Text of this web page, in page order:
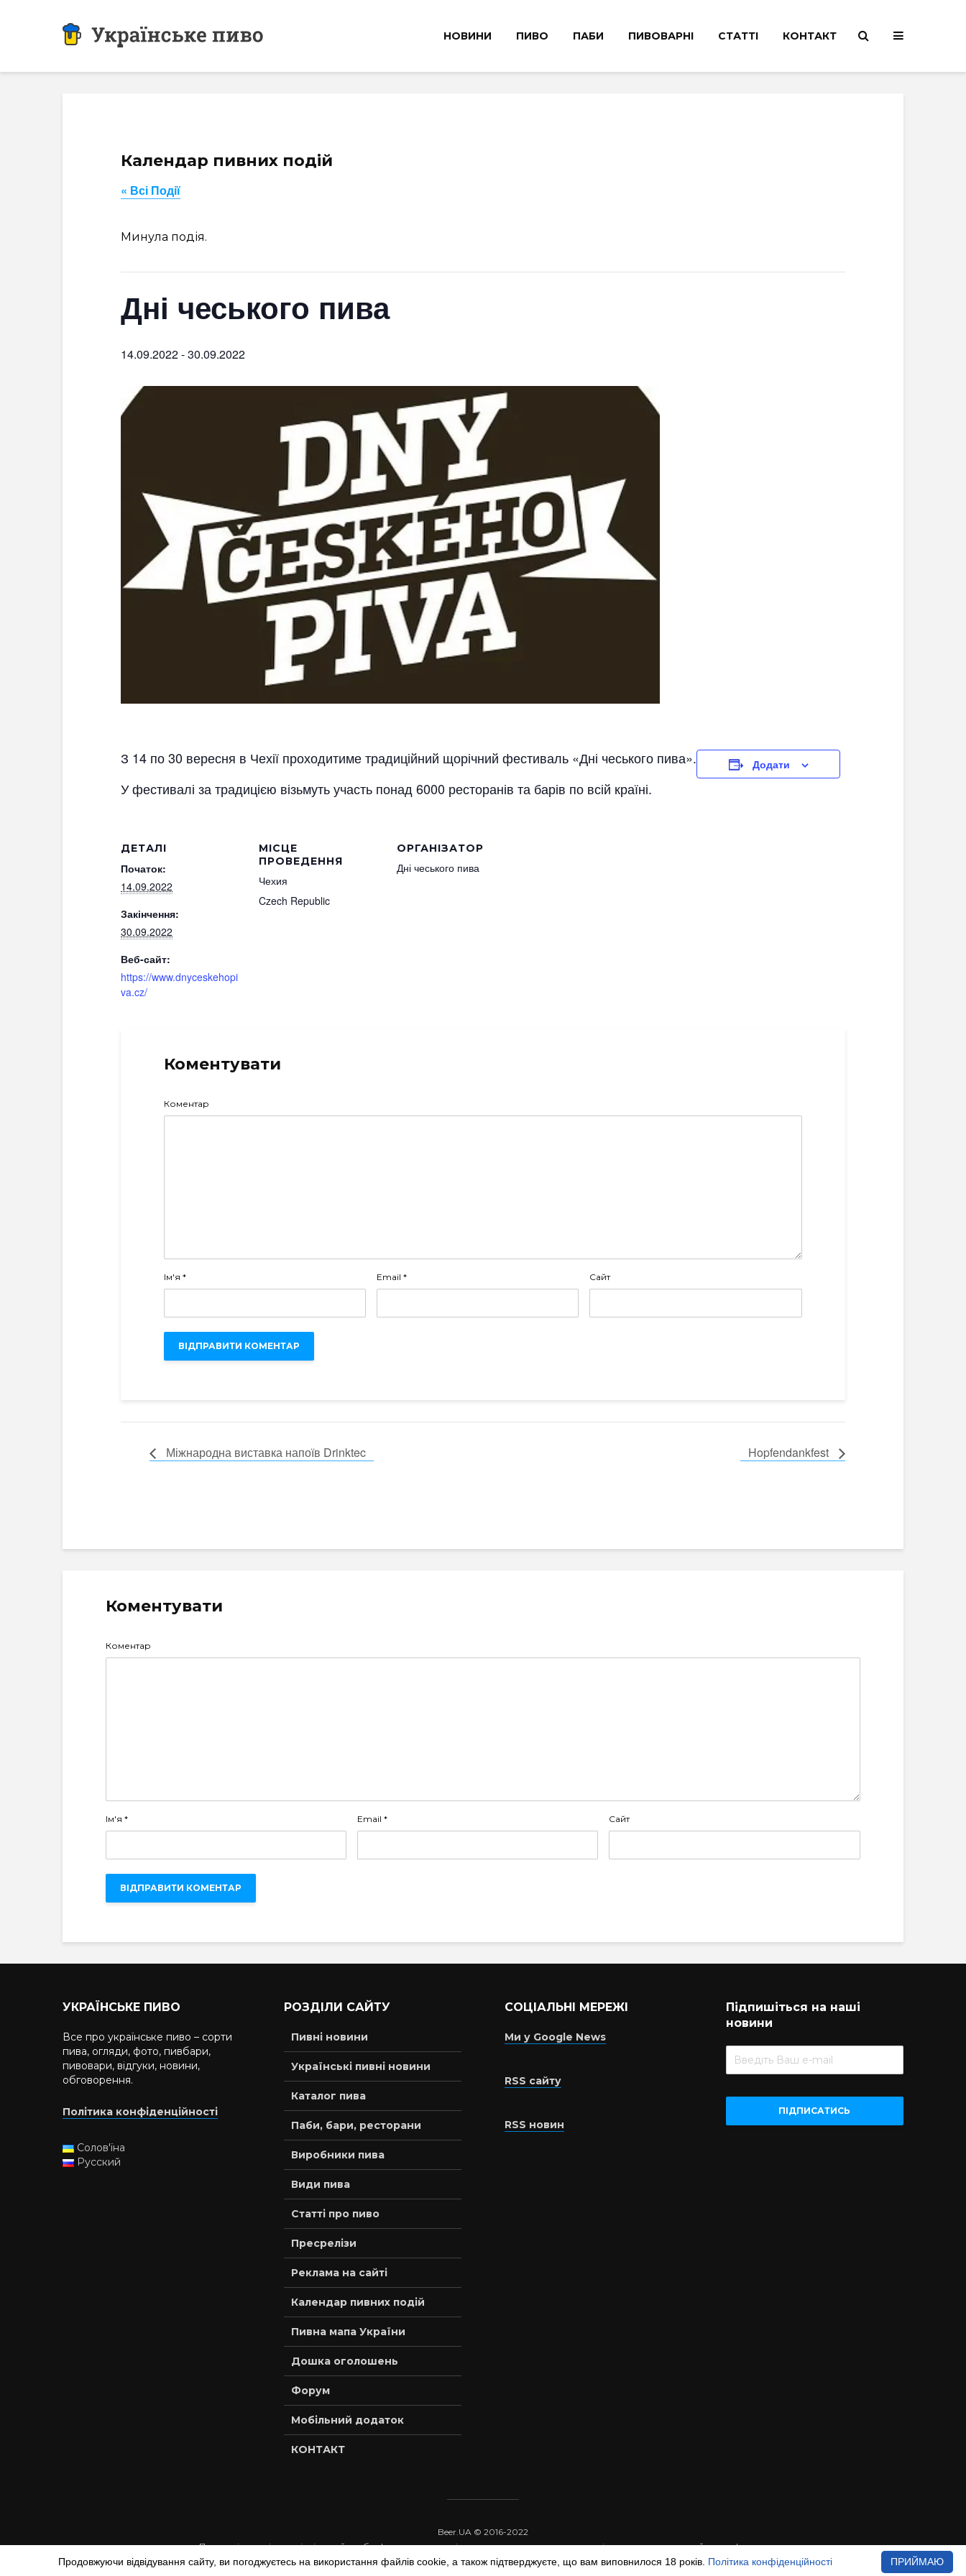
НОВИНИ ПИВО ПАБИ ПИВОВАРНІ СТАТТІ КОНТАКТ
Календар пивних подій
« Всі Події
Минула подія.
Дні чеського пива
14.09.2022-30.09.2022
З 14 по 30 вересня в Чехії проходитиме традиційний щорічний фестиваль «Дні чеського пива».
У фестивалі за традицією візьмуть участь понад 6000 ресторанів та барів по всій країні.
Додати
ДЕТАЛІ
Початок:
14.09.2022
Закінчення:
30.09.2022
Веб-сайт:
https://www.dnyceskehopi
va.cz/
МІСЦЕ
ПРОВЕДЕННЯ
Чехия
Czech Republic
ОРГАНІЗАТОР
Дні чеського пива
Коментувати
Коментар
Ім'я * Email * Сайт
Міжнародна виставка напоїв Drinktec Hopfendankfest
Коментувати
Коментар
Ім'я * Email * Сайт
УКРАЇНСЬКЕ ПИВО
Все про українське пиво – сорти
пива, огляди, фото, пивбари,
пивовари, відгуки, новини,
обговорення.
Політика конфіденційності
Солов'їна
Русский
РОЗДІЛИ САЙТУ
Пивні новини
Українські пивні новини
Каталог пива
Паби, бари, ресторани
Виробники пива
Види пива
Статті про пиво
Пресрелізи
Реклама на сайті
Календар пивних подій
Пивна мапа України
Дошка оголошень
Форум
Мобільний додаток
КОНТАКТ
СОЦІАЛЬНІ МЕРЕЖІ
Ми у Google News
RSS сайту
RSS новин
Підпишіться на наші
новини
Beer.UA © 2016-2022
При копіюванні матеріалів з сайту обов'язкове пряме відкрите для пошукових систем гіперпосилання на сайт www.beer.ua
ПРИЙМАЮ
Продовжуючи відвідування сайту, ви погоджуєтесь на використання файлів cookie, а також підтверджуєте, що вам виповнилося 18 років. Політика конфіденційності